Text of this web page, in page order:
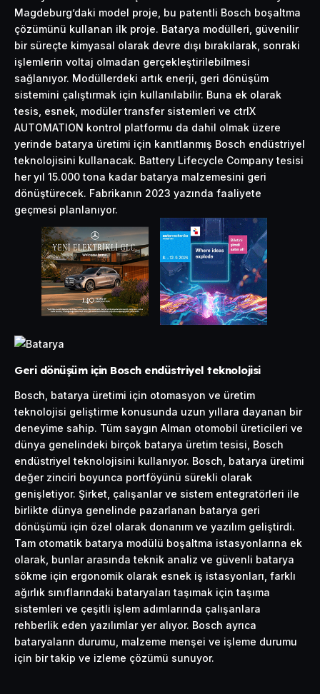
Magdeburg’daki model proje, bu patentli Bosch boşaltma
çözümünü kullanan ilk proje. Batarya modülleri, güvenilir
bir süreçte kimyasal olarak devre dışı bırakılarak, sonraki
işlemlerin voltaj olmadan gerçekleştirilebilmesi
sağlanıyor. Modüllerdeki artık enerji, geri dönüşüm
sistemini çalıştırmak için kullanılabilir. Buna ek olarak
tesis, esnek, modüler transfer sistemleri ve ctrlX
AUTOMATION kontrol platformu da dahil olmak üzere
yerinde batarya üretimi için kanıtlanmış Bosch endüstriyel
teknolojisini kullanacak. Battery Lifecycle Company tesisi
her yıl 15.000 tona kadar batarya malzemesini geri
dönüştürecek. Fabrikanın 2023 yazında faaliyete
geçmesi planlanıyor.
Geri dönüşüm için Bosch endüstriyel teknolojisi
Bosch, batarya üretimi için otomasyon ve üretim
teknolojisi geliştirme konusunda uzun yıllara dayanan bir
deneyime sahip. Tüm saygın Alman otomobil üreticileri ve
dünya genelindeki birçok batarya üretim tesisi, Bosch
endüstriyel teknolojisini kullanıyor. Bosch, batarya üretimi
değer zinciri boyunca portföyünü sürekli olarak
genişletiyor. Şirket, çalışanlar ve sistem entegratörleri ile
birlikte dünya genelinde pazarlanan batarya geri
dönüşümü için özel olarak donanım ve yazılım geliştirdi.
Tam otomatik batarya modülü boşaltma istasyonlarına ek
olarak, bunlar arasında teknik analiz ve güvenli batarya
sökme için ergonomik olarak esnek iş istasyonları, farklı
ağırlık sınıflarındaki bataryaları taşımak için taşıma
sistemleri ve çeşitli işlem adımlarında çalışanlara
rehberlik eden yazılımlar yer alıyor. Bosch ayrıca
bataryaların durumu, malzeme menşei ve işleme durumu
için bir takip ve izleme çözümü sunuyor.